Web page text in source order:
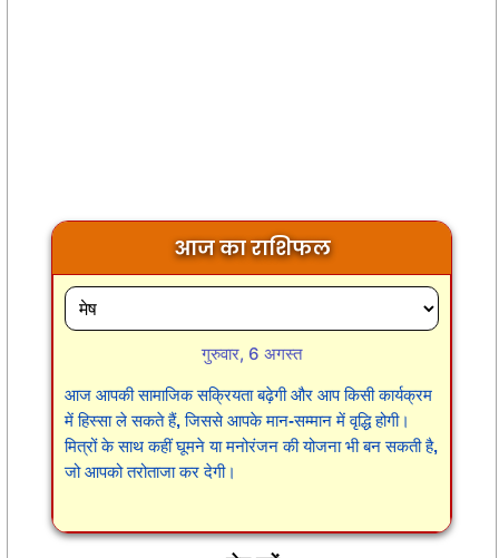
आज का राशिफल
गुरुवार, 6 अगस्त
आज आपकी सामाजिक सक्रियता बढ़ेगी और आप किसी कार्यक्रम
में हिस्सा ले सकते हैं, जिससे आपके मान-सम्मान में वृद्धि होगी।
मित्रों के साथ कहीं घूमने या मनोरंजन की योजना भी बन सकती है,
जो आपको तरोताजा कर देगी।